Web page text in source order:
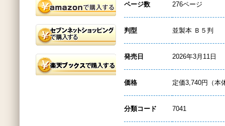
ページ数 276ページ
判型 並製本 Ｂ５判
発売日 2026年3月11日
価格 定価3,740円（本
分類コード 7041